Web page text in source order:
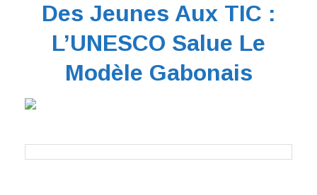
Des Jeunes Aux TIC :
L’UNESCO Salue Le
Modèle Gabonais